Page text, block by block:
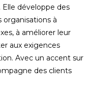
développe des
à
à améliorer leur
aux exigences
Avec un accent sur
des clients